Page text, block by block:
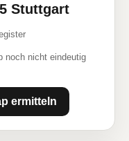
Stuttgart
noch nicht eindeutig
ermitteln